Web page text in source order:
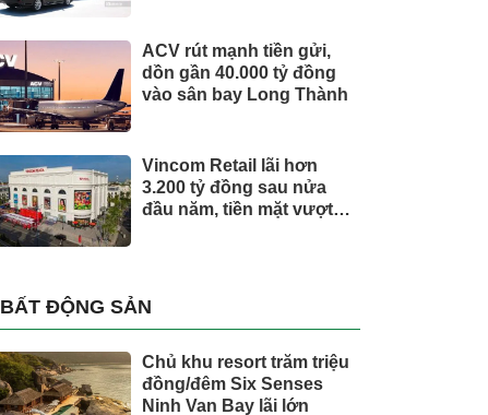
ACV rút mạnh tiền gửi,
dồn gần 40.000 tỷ đồng
vào sân bay Long Thành
Vincom Retail lãi hơn
3.200 tỷ đồng sau nửa
đầu năm, tiền mặt vượt
BẤT ĐỘNG SẢN
Chủ khu resort trăm triệu
đồng/đêm Six Senses
Ninh Van Bay lãi lớn